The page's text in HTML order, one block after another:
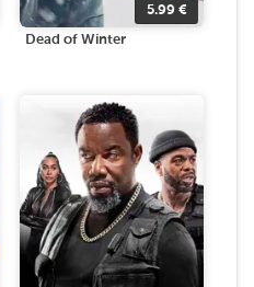
5.99 €
Dead of Winter